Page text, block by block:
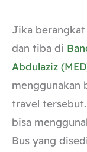
Jika
dan tiba di
Abdulaziz
menggunakan
travel
bisa
Bus yang